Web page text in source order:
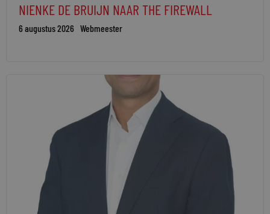
NIENKE DE BRUIJN NAAR THE FIREWALL
6 augustus 2026 Webmeester